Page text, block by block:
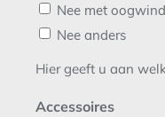
Nee met
Nee anders
Hier geeft u aan
Accessoires